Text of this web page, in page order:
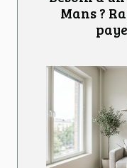
Mans ?